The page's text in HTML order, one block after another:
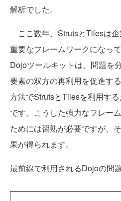
解析でした。
ここ数年、StrutsとTilesは
重要なフレームワークになっ
Dojoツールキットは、問題を
要素の双方の再利用を促進す
方法でStrutsとTilesを利用す
です。こうした強力なフレー
ためには習熟が必要ですが、
果が得られます。
最前線で利用されるDojoの問